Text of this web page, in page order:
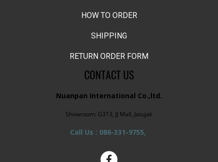
HOW TO ORDER
SHIPPING
RETURN ORDER FORM
CONTACT US
Nuanpan International Co.,ltd.
Showroom: G313, JJ Mall, Jatujak
Call Us : 086-331-9755,